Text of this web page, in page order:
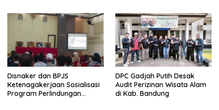
Disnaker dan BPJS
Ketenagakerjaan Sosialisasi
Program Perlindungan
DPC Gadjah Putih Desak
Audit Perizinan Wisata Alam
di Kab. Bandung